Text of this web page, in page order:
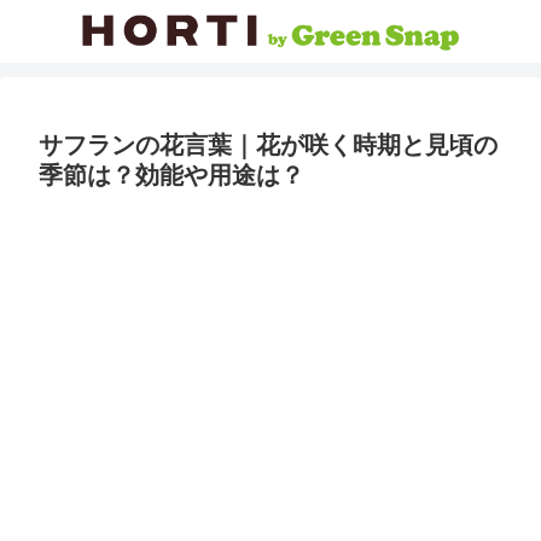
サフランの花言葉｜花が咲く時期と見頃の
季節は？効能や用途は？